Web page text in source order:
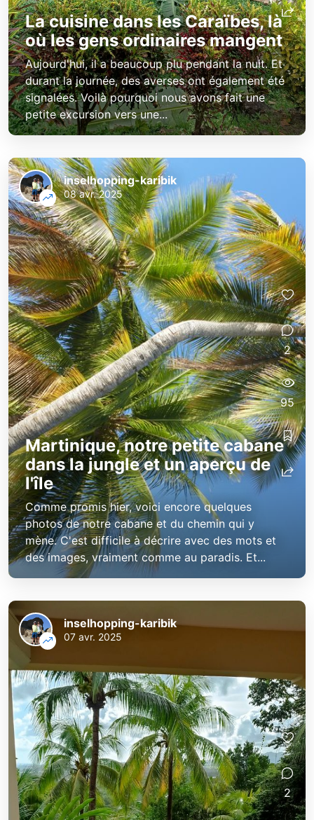
La cuisine dans les Caraïbes, là
où les gens ordinaires mangent
Aujourd'hui, il a beaucoup plu pendant la nuit. Et
durant la journée, des averses ont également été
signalées. Voilà pourquoi nous avons fait une
petite excursion vers une...
Martinique, notre petite cabane
dans la jungle et un aperçu de
l'île
Comme promis hier, voici encore quelques
photos de notre cabane et du chemin qui y
mène. C'est difficile à décrire avec des mots et
des images, vraiment comme au paradis. Et...
inselhopping-karibik
08 avr. 2025
2
95
inselhopping-karibik
07 avr. 2025
2